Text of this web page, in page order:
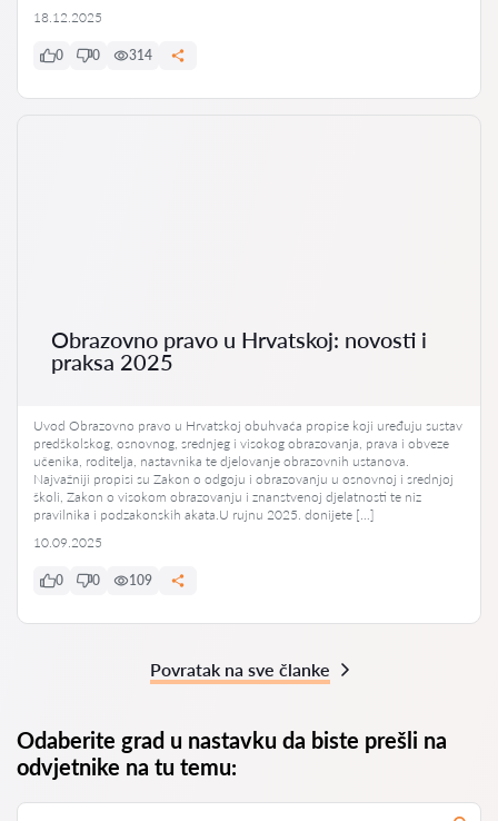
18.12.2025
0 0 314
Obrazovno pravo u Hrvatskoj: novosti i
praksa 2025
Uvod Obrazovno pravo u Hrvatskoj obuhvaća propise koji uređuju sustav
predškolskog, osnovnog, srednjeg i visokog obrazovanja, prava i obveze
učenika, roditelja, nastavnika te djelovanje obrazovnih ustanova.
Najvažniji propisi su Zakon o odgoju i obrazovanju u osnovnoj i srednjoj
školi, Zakon o visokom obrazovanju i znanstvenoj djelatnosti te niz
pravilnika i podzakonskih akata.U rujnu 2025. donijete […]
10.09.2025
0 0 109
Povratak na sve članke
Odaberite grad u nastavku da biste prešli na
odvjetnike na tu temu: